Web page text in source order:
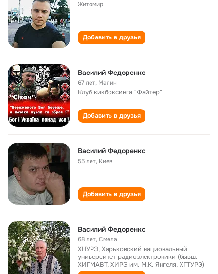
Житомир
Добавить в друзья
Василий Федоренко
67 лет, Малин
Клуб кикбоксинга "Файтер"
Добавить в друзья
Василий Федоренко
55 лет, Киев
Добавить в друзья
Василий Федоренко
68 лет,Смела
ХНУРЭ, Харьковский национальный
университет радиоэлектроники (бывш.
ХИГМАВТ, ХИРЭ им. М.К. Янгеля, ХГТУРЭ)